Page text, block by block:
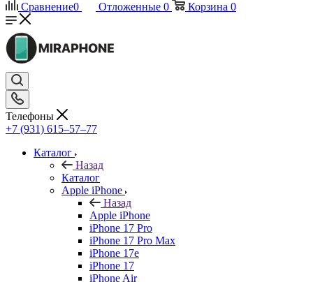
Сравнение0 Отложенные 0 Корзина 0
Телефоны
+7 (931) 615‒57‒77
Каталог
Назад
Каталог
Apple iPhone
Назад
Apple iPhone
iPhone 17 Pro
iPhone 17 Pro Max
iPhone 17e
iPhone 17
iPhone Air